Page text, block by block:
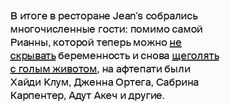
В итоге в ресторане Jean's собрались
многочисленные гости: помимо самой
Рианны, которой теперь можно не
скрыватьбеременность и снова щеголять
с голым животом, на афтепати были
Хайди Клум, Дженна Ортега, Сабрина
Карпентер, Адут Акеч и другие.